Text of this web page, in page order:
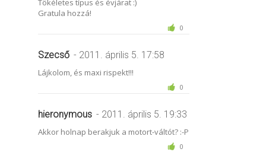
Tökéletes típus és évjárat :)
Gratula hozzá!
0
Szecső - 2011. április 5. 17:58
Lájkolom, és maxi rispekt!!!
0
hieronymous - 2011. április 5. 19:33
Akkor holnap berakjuk a motort-váltót? :-P
0